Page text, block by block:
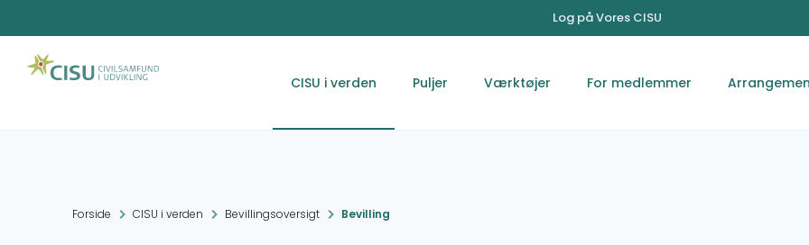
Log på Vores CISU
CISU i verden Puljer Værktøjer For medlemmer
Forside CISU i verden Bevillingsoversigt Bevilling